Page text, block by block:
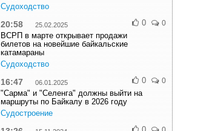
Судоходство
20:58 25.02.2025
ВСРП в марте открывает продажи
билетов на новейшие байкальские
катамараны
Судоходство
0 0
16:47 06.01.2025
"Сарма" и "Селенга" должны выйти на
маршруты по Байкалу в 2026 году
Судостроение
0 0